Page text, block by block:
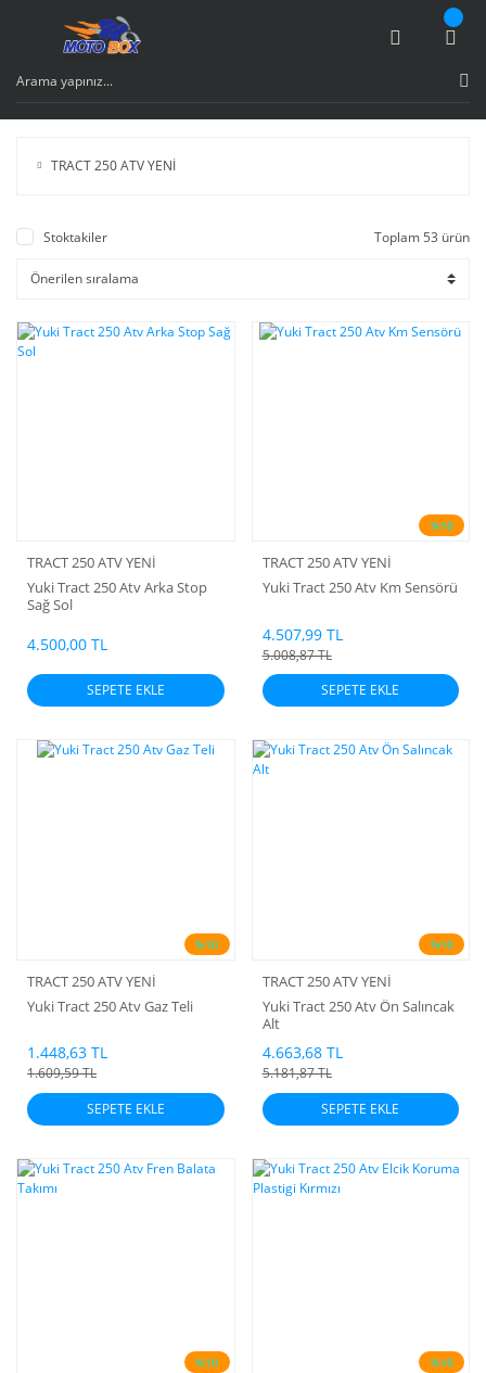
TRACT 250 ATV YENİ
Stoktakiler Toplam 53 ürün
TRACT 250 ATV YENİ
Yuki Tract 250 Atv Arka Stop
Sağ Sol
4.500,00 TL
SEPETE EKLE
%10
TRACT 250 ATV YENİ
Yuki Tract 250 Atv Km Sensörü
4.507,99 TL
5.008,87 TL
SEPETE EKLE
%10
TRACT 250 ATV YENİ
Yuki Tract 250 Atv Gaz Teli
1.448,63 TL
1.609,59 TL
SEPETE EKLE
%10
TRACT 250 ATV YENİ
Yuki Tract 250 Atv Ön Salıncak
Alt
4.663,68 TL
5.181,87 TL
SEPETE EKLE
%10 %10